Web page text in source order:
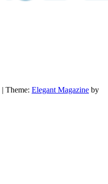
| Theme: Elegant Magazine by